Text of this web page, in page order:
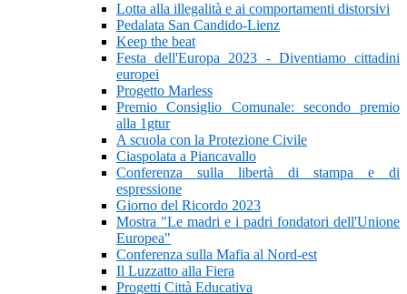
Lotta alla illegalità e ai comportamenti distorsivi
Pedalata San Candido-Lienz
Keep the beat
Festa dell'Europa 2023 - Diventiamo cittadini
europei
Progetto Marless
Premio Consiglio Comunale: secondo premio
alla 1gtur
A scuola con la Protezione Civile
Ciaspolata a Piancavallo
Conferenza sulla libertà di stampa e di
espressione
Giorno del Ricordo 2023
Mostra "Le madri e i padri fondatori dell'Unione
Europea"
Conferenza sulla Mafia al Nord-est
Il Luzzatto alla Fiera
Progetti Città Educativa